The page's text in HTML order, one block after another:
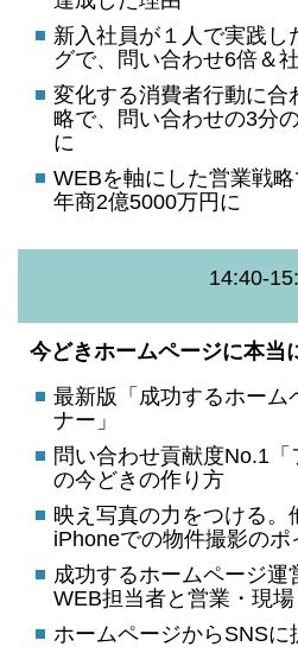
新入社員が１人で実践し
グで、問い合わせ6倍＆
変化する消費者行動に合
略で、問い合わせの3分
に
WEBを軸にした営業戦
年商2億5000万円に
14:40-
今どきホームページに本当
最新版「成功するホーム
ナー」
問い合わせ貢献度No.1「
の今どきの作り方
映え写真の力をつける。
iPhoneでの物件撮影のポ
成功するホームページ運
WEB担当者と営業・現
ホームページからSNSに